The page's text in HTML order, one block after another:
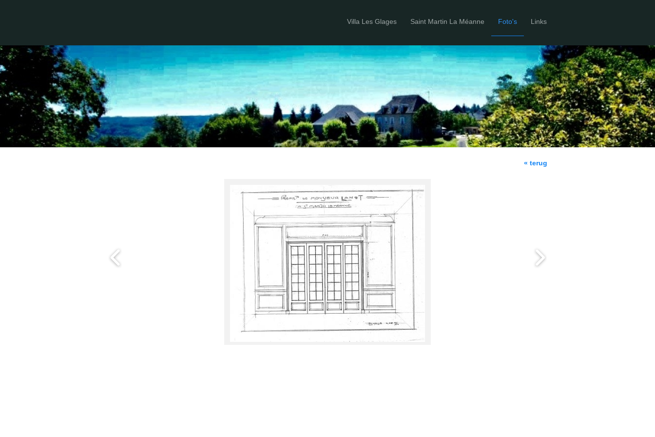
Villa Les Glages Saint Martin La Méanne Foto's Links
« terug